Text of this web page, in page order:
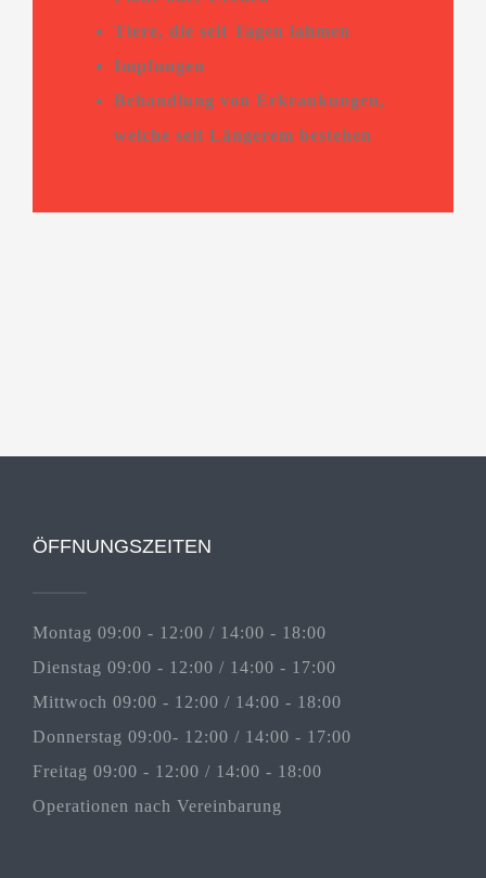
Tiere, die seit Tagen lahmen
Impfungen
Behandlung von Erkrankungen,
welche seit Längerem bestehen
ÖFFNUNGSZEITEN
Montag 09:00 - 12:00 / 14:00 - 18:00
Dienstag 09:00 - 12:00 / 14:00 - 17:00
Mittwoch 09:00 - 12:00 / 14:00 - 18:00
Donnerstag 09:00- 12:00 / 14:00 - 17:00
Freitag 09:00 - 12:00 / 14:00 - 18:00
Operationen nach Vereinbarung